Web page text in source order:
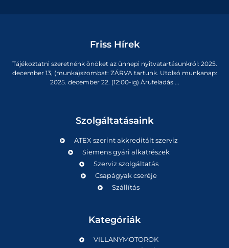
Friss Hírek
Tájékoztatni szeretnénk önöket az ünnepi nyitvatartásunkról: 2025.
december 13, (munka)szombat: ZÁRVA tartunk. Utolsó munkanap:
2025. december 22. (12:00-ig) Árufeladás ...
Szolgáltatásaink
ATEX szerint akkreditált szerviz
Siemens gyári alkatrészek
Szerviz szolgáltatás
Csapágyak cseréje
Szállítás
Kategóriák
VILLANYMOTOROK